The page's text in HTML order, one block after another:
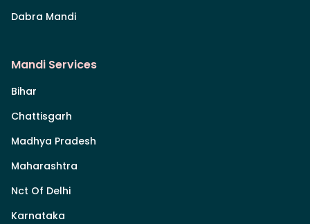
Dabra Mandi
Mandi Services
Bihar
Chattisgarh
Madhya Pradesh
Maharashtra
Nct Of Delhi
Karnataka